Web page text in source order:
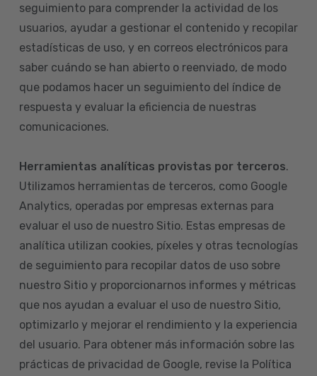
seguimiento para comprender la actividad de los
usuarios, ayudar a gestionar el contenido y recopilar
estadísticas de uso, y en correos electrónicos para
saber cuándo se han abierto o reenviado, de modo
que podamos hacer un seguimiento del índice de
respuesta y evaluar la eficiencia de nuestras
comunicaciones.
Herramientas analíticas provistas por terceros.
Utilizamos herramientas de terceros, como Google
Analytics, operadas por empresas externas para
evaluar el uso de nuestro Sitio. Estas empresas de
analítica utilizan cookies, píxeles y otras tecnologías
de seguimiento para recopilar datos de uso sobre
nuestro Sitio y proporcionarnos informes y métricas
que nos ayudan a evaluar el uso de nuestro Sitio,
optimizarlo y mejorar el rendimiento y la experiencia
del usuario. Para obtener más información sobre las
prácticas de privacidad de Google, revise la Política